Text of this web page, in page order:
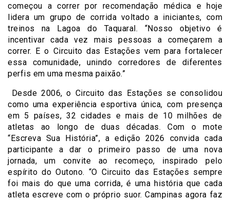
começou a correr por recomendação médica e hoje
lidera um grupo de corrida voltado a iniciantes, com
treinos na Lagoa do Taquaral. “Nosso objetivo é
incentivar cada vez mais pessoas a começarem a
correr. E o Circuito das Estações vem para fortalecer
essa comunidade, unindo corredores de diferentes
perfis em uma mesma paixão.”
Desde 2006, o Circuito das Estações se consolidou
como uma experiência esportiva única, com presença
em 5 países, 32 cidades e mais de 10 milhões de
atletas ao longo de duas décadas. Com o mote
“Escreva Sua História”, a edição 2026 convida cada
participante a dar o primeiro passo de uma nova
jornada, um convite ao recomeço, inspirado pelo
espírito do Outono. “O Circuito das Estações sempre
foi mais do que uma corrida, é uma história que cada
atleta escreve com o próprio suor. Campinas agora faz